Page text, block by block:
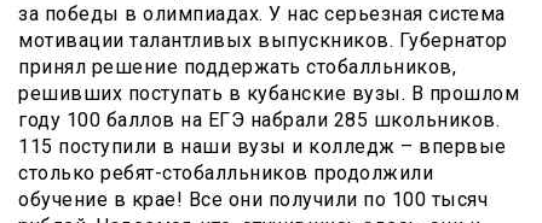
за победы в олимпиадах. У нас серьезная система
мотивации талантливых выпускников. Губернатор
принял решение поддержать стобалльников,
решивших поступать в кубанские вузы. В прошлом
году 100 баллов на ЕГЭ набрали 285 школьников.
115 поступили в наши вузы и колледж – впервые
столько ребят-стобалльников продолжили
обучение в крае! Все они получили по 100 тысяч